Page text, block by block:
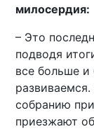
милосердия:
– Это
подводя
все больше
собранию
приезжают